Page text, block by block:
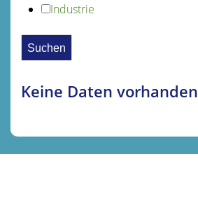
Industrie
Keine Daten vorhanden